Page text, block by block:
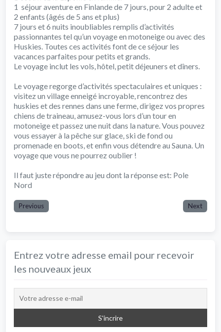
1 séjour aventure en Finlande de 7 jours, pour 2 adulte et
2 enfants (âgés de 5 ans et plus)
7 jours et 6 nuits inoubliables remplis d’activités
passionnantes tel qu’un voyage en motoneige ou avec des
Huskies. Toutes ces activités font de ce séjour les
vacances parfaites pour petits et grands.
Le voyage inclut les vols, hôtel, petit déjeuners et dîners.
Le voyage regorge d’activités spectaculaires et uniques :
visitez un village enneigé incroyable, rencontrez des
huskies et des rennes dans une ferme, dirigez vos propres
chiens de traineau, amusez-vous lors d’un tour en
motoneige et passez une nuit dans la nature. Vous pouvez
vous essayer à la pêche sur glace, ski de fond ou
promenade en boots, et enfin vous détendre au Sauna. Un
voyage que vous ne pourrez oublier !
Il faut juste répondre au jeu dont la réponse est: Pole
Nord
Previous Next
Entrez votre adresse email pour recevoir
les nouveaux jeux